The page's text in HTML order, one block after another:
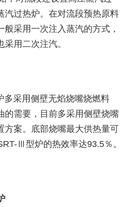
汽过热炉。在对流段预热原料
采用一次注入蒸汽的方式，
用二次注汽。
多采用侧壁无焰烧嘴烧燃料
的需要，目前多采用侧壁烧嘴
方案。底部烧嘴最大供热量可
Ⅲ型炉的热效率达93.5％。